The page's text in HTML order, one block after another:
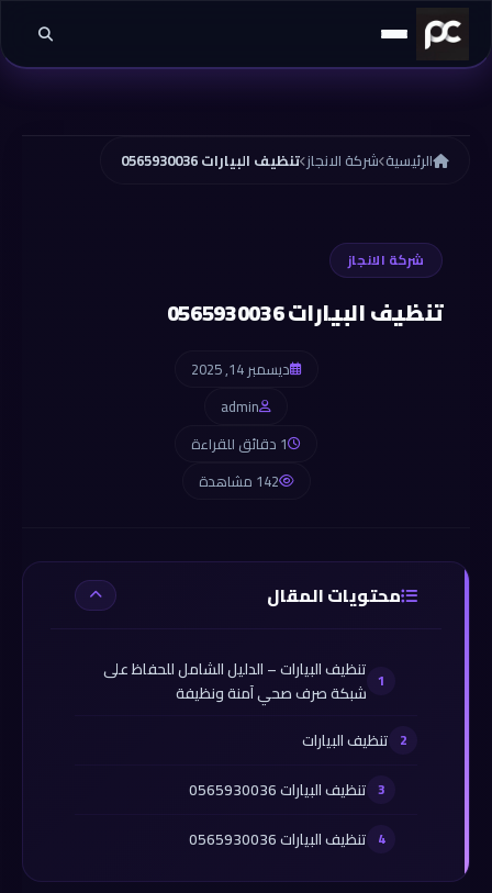
تخطي إلى المحتوى
الرئيسية شركة الانجاز تنظيف البيارات 0565930036
شركة الانجاز
تنظيف البيارات 0565930036
ديسمبر 14, 2025
admin
1 دقائق للقراءة
142 مشاهدة
محتويات المقال
تنظيف البيارات – الدليل الشامل للحفاظ على
شبكة صرف صحي آمنة ونظيفة
تنظيف البيارات
تنظيف البيارات 0565930036
تنظيف البيارات 0565930036